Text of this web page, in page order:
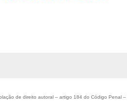
de direito autoral – artigo 184 do Código Penal –